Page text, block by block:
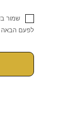
שמור
לפעם הבאה